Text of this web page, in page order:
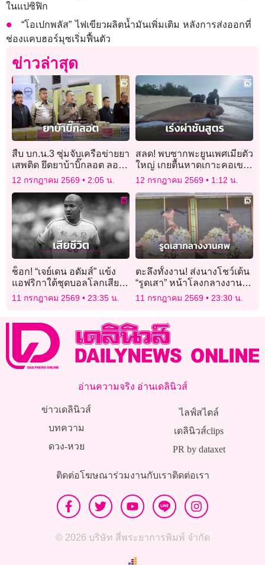
ในแปซิฟิก
“โอเปกพลัส” ไฟเขียวผลิตน้ำมันเพิ่มเติม หลังการส่งออกที่
ช่องแคบฮอร์มุซเริ่มฟื้นตัว
ข่าวล่าสุด
สืบ บก.น.3 ซุ่มจับเครือข่ายยา
เสพติด ยึดยาบ้าบิ๊กลอต ลอบ
ขนเข้ากรุง
12 กรกฎาคม 2569 2:05 น.
สลด! พบซากพะยูนเพศเมียตัว
ใหญ่ เกยตื้นหาดเกาะคอเขา
พังงา เร่งผ่าชันสูตรหาสาเหตุ
12 กรกฎาคม 2569 1:12 น.
ช็อก! “เจย์เดน อดัมส์” แข้ง
แอฟริกาใต้ชุดบอลโลกเสีย
ชีวิต
11 กรกฎาคม 2569 23:35 น.
ตะลึงทั้งงาน! ส่งนางโชว์เต้น
“รูดเสา” หน้าโลงกลางงาน
พิธีศพเจ้าของบาร์เก่าย่าน
“โคมแดง”
11 กรกฎาคม 2569 23:30 น.
อ่านความจริง อ่านเดลินิวส์
ข่าวเดลินิวส์
บทความ
ดวง-หวย
ไลฟ์สไตล์
เดลินิวส์clips
PR by dataxet
ติดต่อโฆษณาร่วมงานกับเราติดต่อเรา
© 2026 บริษัท สี่พระยาการพิมพ์ จำกัด